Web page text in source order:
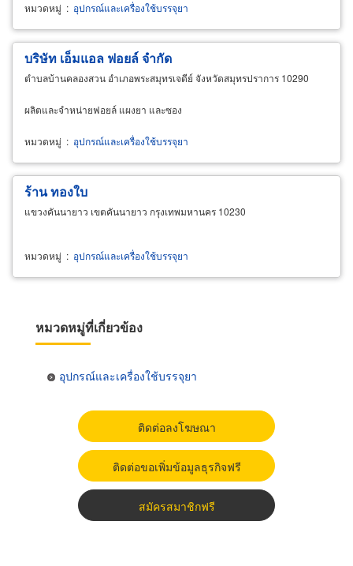
หมวดหมู่ : อุปกรณ์และเครื่องใช้บรรจุยา
บริษัท เอ็มแอล ฟอยล์ จำกัด
ตำบลบ้านคลองสวน อำเภอพระสมุทรเจดีย์ จังหวัดสมุทรปราการ 10290
ผลิตและจำหน่ายฟอยล์ แผงยา และซอง
หมวดหมู่ : อุปกรณ์และเครื่องใช้บรรจุยา
ร้าน ทองใบ
แขวงคันนายาว เขตคันนายาว กรุงเทพมหานคร 10230
หมวดหมู่ : อุปกรณ์และเครื่องใช้บรรจุยา
หมวดหมู่ที่เกี่ยวข้อง
อุปกรณ์และเครื่องใช้บรรจุยา
ติดต่อลงโฆษณา
ติดต่อขอเพิ่มข้อมูลธุรกิจฟรี
สมัครสมาชิกฟรี